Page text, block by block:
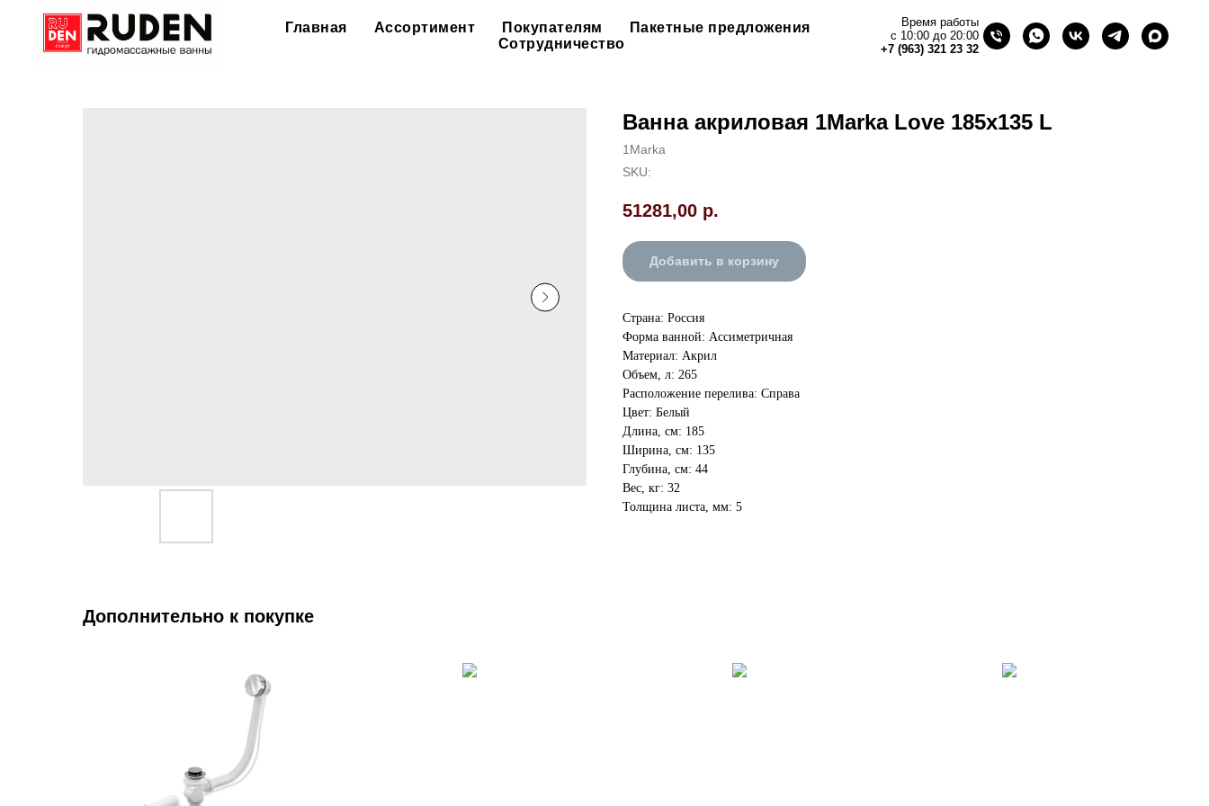
Главная Ассортимент Покупателям
Пакетные предложения
Сотрудничество
Время работы
с 10:00 до 20:00
+7 (963) 321 23 32
Ванна акриловая 1Marka Love 185х135 L
1Marka
SKU:
51281,00 р.
Добавить в корзину
Страна: Россия
Форма ванной: Ассиметричная
Материал: Акрил
Объем, л: 265
Расположение перелива: Справа
Цвет: Белый
Длина, см: 185
Ширина, см: 135
Глубина, см: 44
Вес, кг: 32
Толщина листа, мм: 5
Дополнительно к покупке